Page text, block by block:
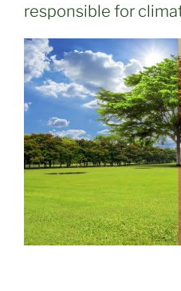
responsible for